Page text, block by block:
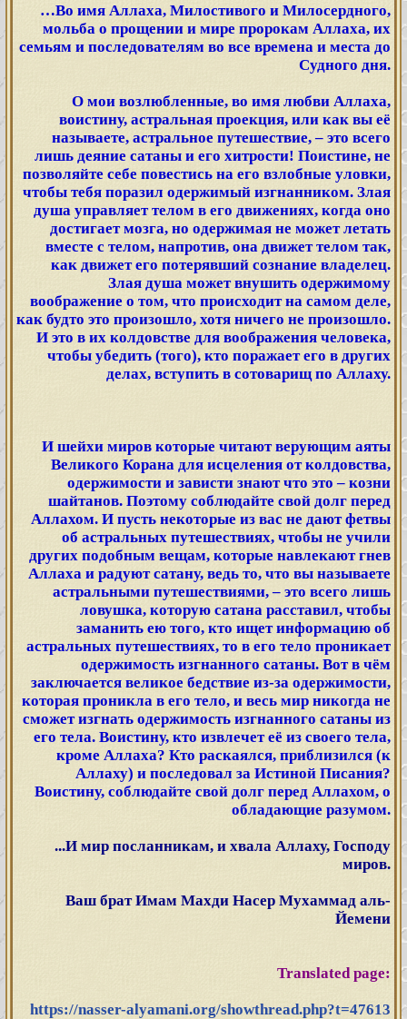
…Во имя Аллаха, Милостивого и Милосердного,
мольба о прощении и мире пророкам Аллаха, их
семьям и последователям во все времена и места до
Судного дня.
О мои возлюбленные, во имя любви Аллаха,
воистину, астральная проекция, или как вы её
называете, астральное путешествие, – это всего
лишь деяние сатаны и его хитрости! Поистине, не
позволяйте себе повестись на его взлобные уловки,
чтобы тебя поразил одержимый изгнанником. Злая
душа управляет телом в его движениях, когда оно
достигает мозга, но одержимая не может летать
вместе с телом, напротив, она движет телом так,
как движет его потерявший сознание владелец.
Злая душа может внушить одержимому
воображение о том, что происходит на самом деле,
как будто это произошло, хотя ничего не произошло.
И это в их колдовстве для воображения человека,
чтобы убедить (того), кто поражает его в других
делах, вступить в сотоварищ по Аллаху.
И шейхи миров которые читают верующим аяты
Великого Корана для исцеления от колдовства,
одержимости и зависти знают что это – козни
шайтанов. Поэтому соблюдайте свой долг перед
Аллахом. И пусть некоторые из вас не дают фетвы
об астральных путешествиях, чтобы не учили
других подобным вещам, которые навлекают гнев
Аллаха и радуют сатану, ведь то, что вы называете
астральными путешествиями, – это всего лишь
ловушка, которую сатана расставил, чтобы
заманить ею того, кто ищет информацию об
астральных путешествиях, то в его тело проникает
одержимость изгнанного сатаны. Вот в чём
заключается великое бедствие из-за одержимости,
которая проникла в его тело, и весь мир никогда не
сможет изгнать одержимость изгнанного сатаны из
его тела. Воистину, кто извлечет её из своего тела,
кроме Аллаха? Кто раскаялся, приблизился (к
Аллаху) и последовал за Истиной Писания?
Воистину, соблюдайте свой долг перед Аллахом, о
обладающие разумом.
...И мир посланникам, и хвала Аллаху, Господу
миров.
Ваш брат Имам Махди Насер Мухаммад аль-
Йемени
Translated page:
https://nasser-alyamani.org/showthread.php?t=47613